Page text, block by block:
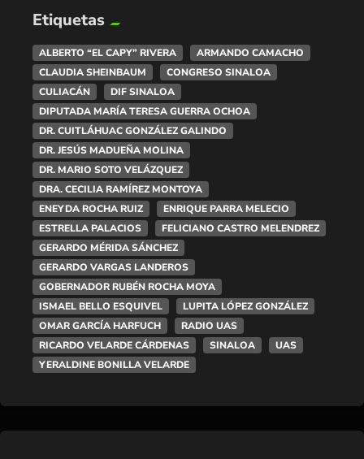
Etiquetas
ALBERTO “EL CAPY” RIVERA
ARMANDO CAMACHO
CLAUDIA SHEINBAUM
CONGRESO SINALOA
CULIACÁN
DIF SINALOA
DIPUTADA MARÍA TERESA GUERRA OCHOA
DR. CUITLÁHUAC GONZÁLEZ GALINDO
DR. JESÚS MADUEÑA MOLINA
DR. MARIO SOTO VELÁZQUEZ
DRA. CECILIA RAMÍREZ MONTOYA
ENEYDA ROCHA RUIZ
ENRIQUE PARRA MELECIO
ESTRELLA PALACIOS
FELICIANO CASTRO MELENDREZ
GERARDO MÉRIDA SÁNCHEZ
GERARDO VARGAS LANDEROS
GOBERNADOR RUBÉN ROCHA MOYA
ISMAEL BELLO ESQUIVEL
LUPITA LÓPEZ GONZÁLEZ
OMAR GARCÍA HARFUCH
RADIO UAS
RICARDO VELARDE CÁRDENAS
SINALOA
UAS
YERALDINE BONILLA VELARDE